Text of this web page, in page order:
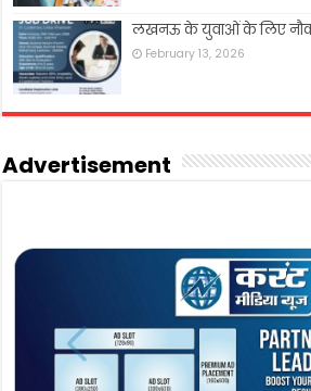
लखनऊ के युवाओं के लिए
February 13, 2026
Advertisement